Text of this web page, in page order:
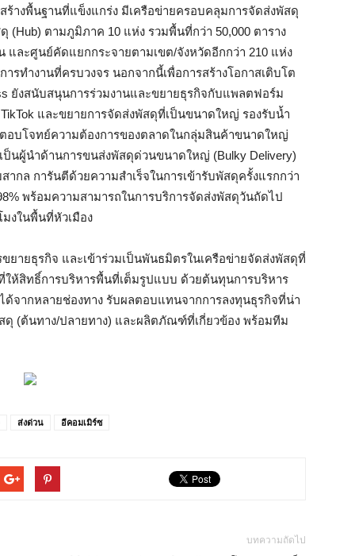
ร้างพื้นฐานที่แข็งแกร่ง มีเครือข่ายครอบคลุมการจัดส่งพัสดุ
ตามภูมิภาค 10 แห่ง รวมพื้นที่กว่า 50,000 ตาราง
และศูนย์คัดแยกกระจายตามเขต/จังหวัดอีกกว่า 210 แห่ง
ทำงานที่ครบวงจร นอกจากนี้เพื่อการสร้างโอกาสเติบโต
ยังสนับสนุนการร่วมงานและขยายธุรกิจกับแพลตฟอร์ม
และขยายการจัดส่งพัสดุที่เป็นขนาดใหญ่ รองรับน้ำ
อบโจทย์ความต้องการของตลาดในกลุ่มสินค้าขนาดใหญ่
ป็นผู้นำด้านการขนส่งพัสดุด่วนขนาดใหญ่ (Bulky Delivery)
กล การันตีด้วยความสำเร็จในการเข้ารับพัสดุครั้งแรกกว่า
พร้อมความสามารถในการบริการจัดส่งพัสดุวันถัดไป
มงในพื้นที่หัวเมือง
ยายธุรกิจ และเข้าร่วมเป็นพันธมิตรในเครือข่ายจัดส่งพัสดุที่
ห้สิทธิ์การบริหารพื้นที่เต็มรูปแบบ ด้วยต้นทุนการบริหาร
จากหลายช่องทาง รับผลตอบแทนจากการลงทุนธุรกิจที่น่า
ดุ (ต้นทาง/ปลายทาง) และผลิตภัณฑ์ที่เกี่ยวข้อง พร้อมทีม
ส่งด่วน อีคอมเมิร์ซ
บทความถัดไป